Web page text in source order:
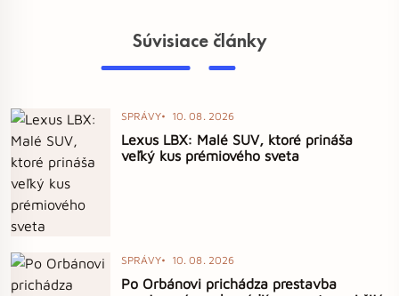
Súvisiace články
SPRÁVY 10. 08. 2026
Lexus LBX: Malé SUV, ktoré prináša
veľký kus prémiového sveta
SPRÁVY 10. 08. 2026
Po Orbánovi prichádza prestavba